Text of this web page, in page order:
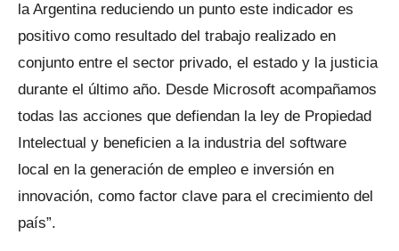
la Argentina reduciendo un punto este indicador es
positivo como resultado del trabajo realizado en
conjunto entre el sector privado, el estado y la justicia
durante el último año. Desde Microsoft acompañamos
todas las acciones que defiendan la ley de Propiedad
Intelectual y beneficien a la industria del software
local en la generación de empleo e inversión en
innovación, como factor clave para el crecimiento del
país”.